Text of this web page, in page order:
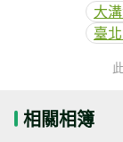
大
臺
相關相簿